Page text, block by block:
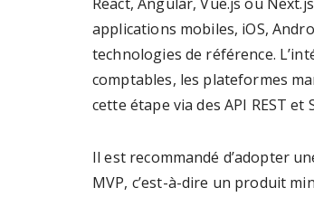
applications mobiles, iOS,
technologies de référence.
comptables, les plateformes
cette étape via des API REST et
Il est recommandé d’adopter
MVP, c’est-à-dire un produit